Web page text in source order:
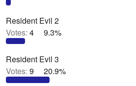
Resident Evil 2
Votes: 4 9.3%
Resident Evil 3
Votes: 9 20.9%